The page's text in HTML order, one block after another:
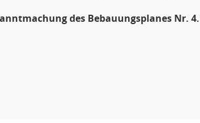
des Bebauungsplanes Nr.